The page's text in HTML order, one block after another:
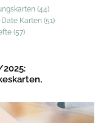
(44)
Karten (51)
(57)